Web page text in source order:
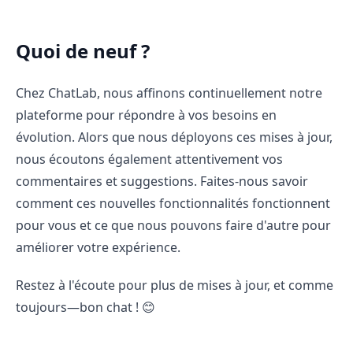
Quoi de neuf ?
Chez ChatLab, nous affinons continuellement notre
plateforme pour répondre à vos besoins en
évolution. Alors que nous déployons ces mises à jour,
nous écoutons également attentivement vos
commentaires et suggestions. Faites-nous savoir
comment ces nouvelles fonctionnalités fonctionnent
pour vous et ce que nous pouvons faire d'autre pour
améliorer votre expérience.
Restez à l'écoute pour plus de mises à jour, et comme
toujours—bon chat ! 😊